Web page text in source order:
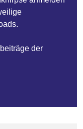
der